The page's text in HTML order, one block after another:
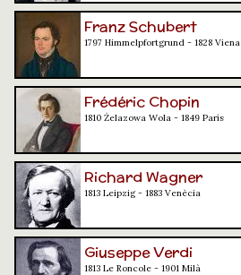
Franz Schubert
1797 Himmelpfortgrund - 1828 Viena
Frédéric Chopin
1810 Żelazowa Wola - 1849 París
Richard Wagner
1813 Leipzig - 1883 Venècia
Giuseppe Verdi
1813 Le Roncole - 1901 Milà